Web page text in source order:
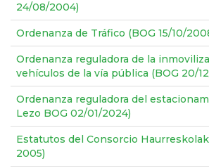
24/08/2004)
Ordenanza de Tráfico (BOG 15/10/
Ordenanza reguladora de la
vehículos de la vía pública (BOG 20/
Ordenanza reguladora del
Lezo BOG 02/01/2024)
Estatutos del Consorcio
2005)